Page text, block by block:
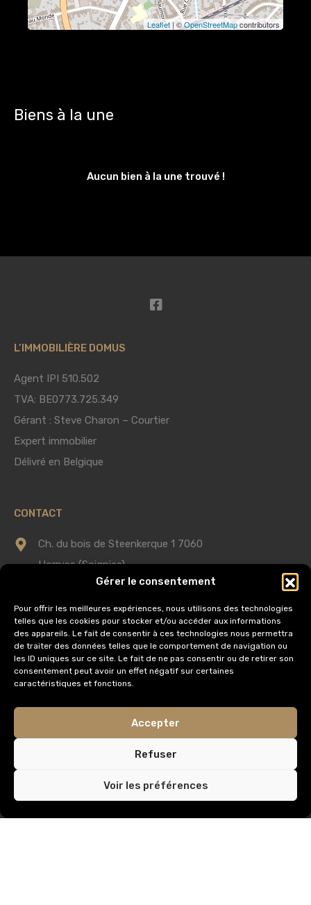
Gérer le consentement
Pour offrir les meilleures expériences, nous utilisons des technologies
telles que les cookies pour stocker et/ou accéder aux informations
des appareils. Le fait de consentir à ces technologies nous permettra
de traiter des données telles que le comportement de navigation ou
les ID uniques sur ce site. Le fait de ne pas consentir ou de retirer son
consentement peut avoir un effet négatif sur certaines
caractéristiques et fonctions.
Accepter
Refuser
Voir les préférences
Leaflet| ©OpenStreetMapcontributors
Biens à la une
Aucun bien à la une trouvé !
L’IMMOBILIÈRE DOMUS
Agent IPI 510.502
TVA: BE0773.725.349
Gérant : Steve Charon – Courtier
Expert immobilier
Délivré en Belgique
CONTACT
Ch. du bois de Steenkerque 1 7060
Horrues (Soignies)
info@immobilieredomus.be
AUTORITÉ DE SURVEILLANCE
Institut Professionnel des Agents Immobiliers,
IPI Code de déontologie